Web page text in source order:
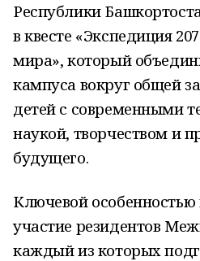
Республики
в квесте «Экспедиция
мира», который
кампуса вокруг общей
детей с современными
наукой, творчеством и
будущего.
Ключевой особенностью
участие резидентов
каждый из которых